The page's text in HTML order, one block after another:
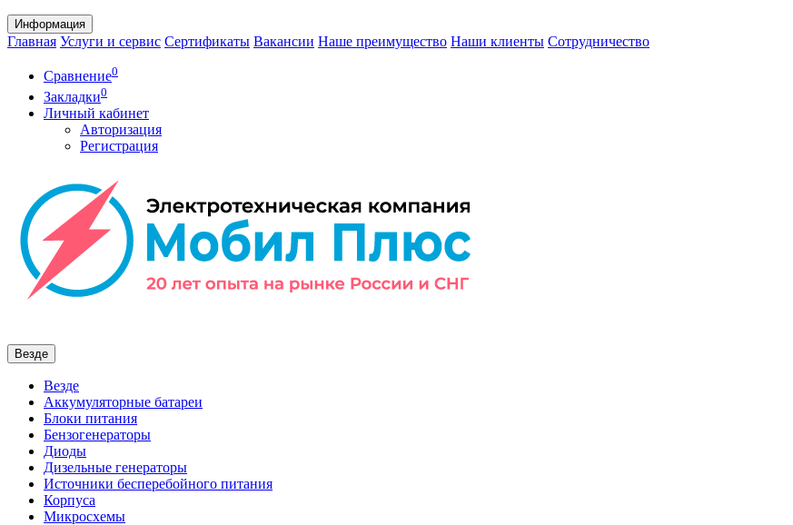
Информация
Главная Услуги и сервис Сертификаты Вакансии Наше преимущество Наши клиенты Сотрудничество
Сравнение0
Закладки0
Личный кабинет
Авторизация
Регистрация
Везде
Везде
Аккумуляторные батареи
Блоки питания
Бензогенераторы
Диоды
Дизельные генераторы
Источники бесперебойного питания
Корпуса
Микросхемы